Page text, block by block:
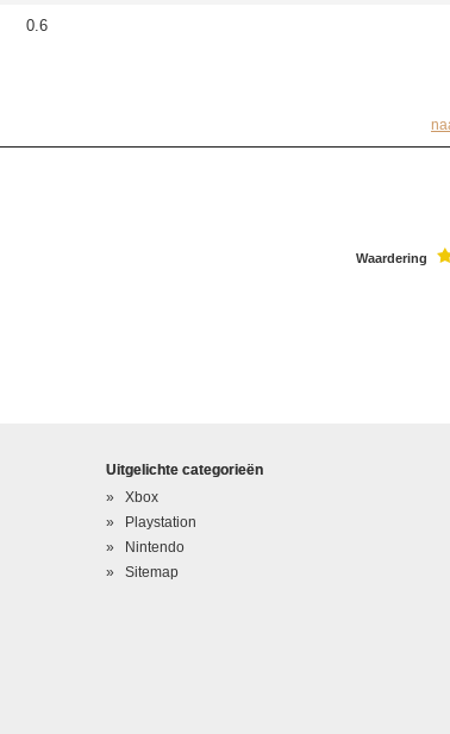
0.6
Waardering
Uitgelichte categorieën
Xbox
Playstation
Nintendo
Sitemap